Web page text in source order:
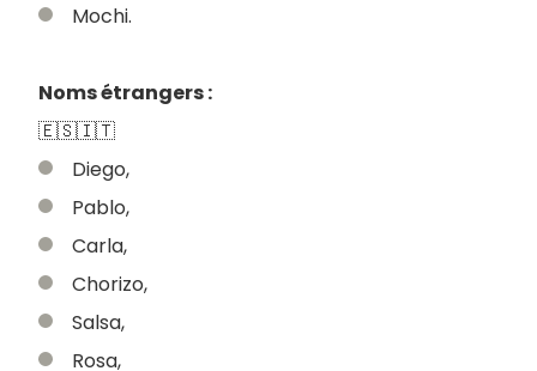
Mochi.
Noms étrangers :
🇪🇸🇮🇹
Diego,
Pablo,
Carla,
Chorizo,
Salsa,
Rosa,